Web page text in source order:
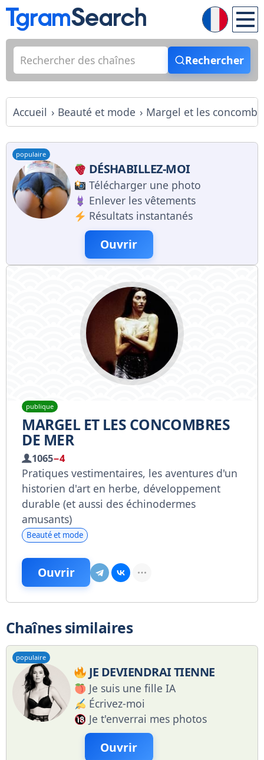
Rechercher
Accueil Beauté et mode Margel et les
populaire
DÉSHABILLEZ-MOI
Télécharger une photo
Enlever les vêtements
Résultats instantanés
Ouvrir
publique
MARGEL ET LES CONCOMBRES
DE MER
1065−4
Pratiques vestimentaires, les aventures d'un
historien d'art en herbe, développement
durable (et aussi des échinodermes
amusants)
Beauté et mode
Ouvrir
Chaînes similaires
populaire
JE DEVIENDRAI TIENNE
Je suis une fille IA
Écrivez-moi
Je t'enverrai mes photos
Ouvrir